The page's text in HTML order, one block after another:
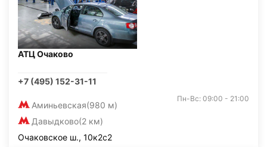
АТЦ Очаково
+7 (495) 152-31-11
Аминьевская(980 м)
Давыдково(2 км)
Пн-Вс: 09:00 - 21:00
Очаковское ш., 10к2с2